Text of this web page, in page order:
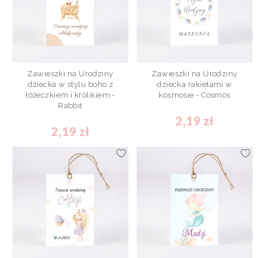
Zawieszki na Urodziny
dziecka w stylu boho z
łóżeczkiem i królikiem -
Rabbit
2,19 zł
Zawieszki na Urodziny
dziecka rakietami w
kosmosie - Cosmos
2,19 zł